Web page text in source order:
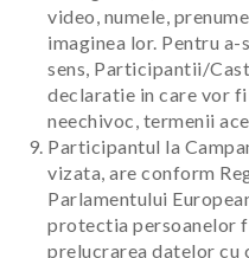
video, numele,
imaginea lor. Pentru
sens, Participantii/
declaratie in care vor
neechivoc, termenii
Participantul la
vizata, are conform
Parlamentului
protectia persoanelor
prelucrarea datelor cu